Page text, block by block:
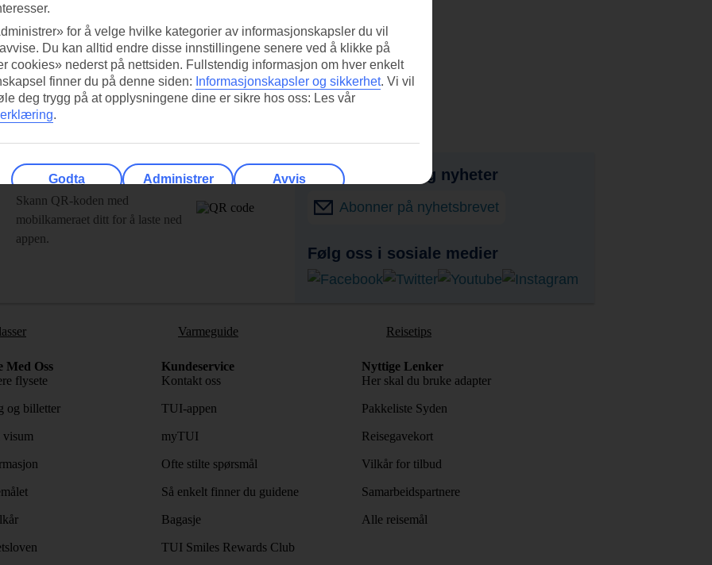
TUI-appen i dag!
Skann QR-koden med
mobilkameraet ditt for å laste ned
appen.
Få tilbud, tips og nyheter
Abonner på nyhetsbrevet
Følg oss i sosiale medier
Varmeguide Reisetips
Med Oss
flysete
og billetter
visum
Kundeservice
Kontakt oss
TUI-appen
myTUI
Ofte stilte spørsmål
Så enkelt finner du guidene
Bagasje
TUI Smiles Rewards Club
Nyttige Lenker
Her skal du bruke adapter
Pakkeliste Syden
Reisegavekort
Vilkår for tilbud
Samarbeidspartnere
Alle reisemål
for å velge hvilke kategorier av informasjonskapsler du vil
Du kan alltid endre disse innstillingene senere ved å klikke på
cookies» nederst på nettsiden. Fullstendig informasjon om hver enkelt
finner du på denne siden: Informasjonskapsler og sikkerhet. Vi vil
deg trygg på at opplysningene dine er sikre hos oss: Les vår
.
Godta Administrer Avvis